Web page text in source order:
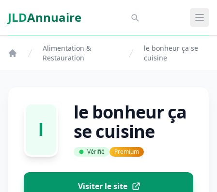
Aspect SDM
JLDAnnuaire
Alimentation &
Restauration
le bonheur ça se
cuisine
l
le bonheur ça
se cuisine
Vérifié Premium
Visiter le site